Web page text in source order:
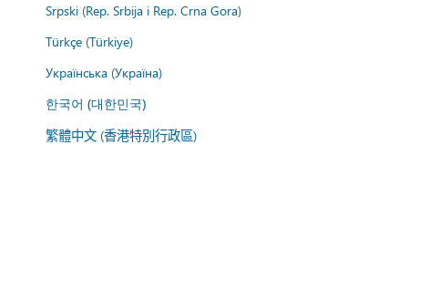
Srpski (Rep. Srbija i Rep. Crna Gora)
Türkçe (Türkiye)
Українська (Україна)
한국어 (대한민국)
繁體中文 (香港特別行政區)